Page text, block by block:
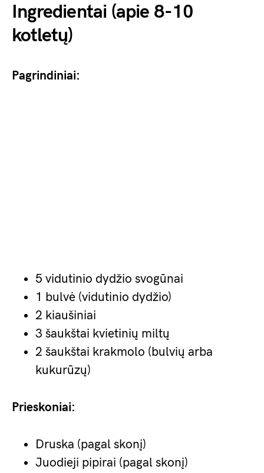
Ingredientai (apie 8-10
kotletų)
Pagrindiniai:
5 vidutinio dydžio svogūnai
1 bulvė (vidutinio dydžio)
2 kiaušiniai
3 šaukštai kvietinių miltų
2 šaukštai krakmolo (bulvių arba
kukurūzų)
Prieskoniai:
Druska (pagal skonį)
Juodieji pipirai (pagal skonį)